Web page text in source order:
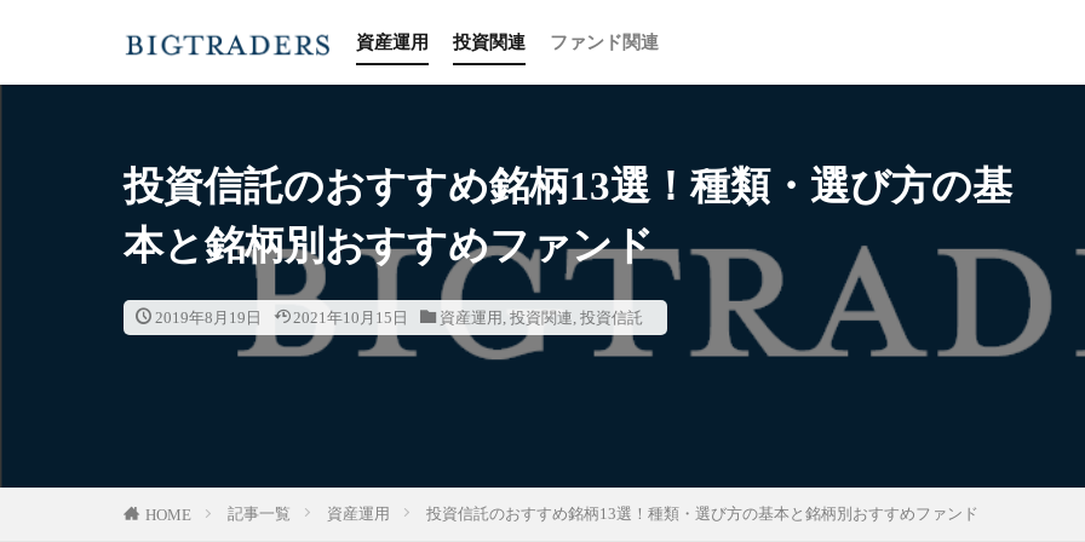
資産運用 投資関連 ファンド関連
投資信託のおすすめ銘柄13選！種類・選び方の基
本と銘柄別おすすめファンド
2019年8月19日 2021年10月15日 資産運用 , 投資関連, 投資信託
HOME 記事一覧 資産運用 投資信託のおすすめ銘柄13選！種類・選び方の基本と銘柄別おすすめファンド